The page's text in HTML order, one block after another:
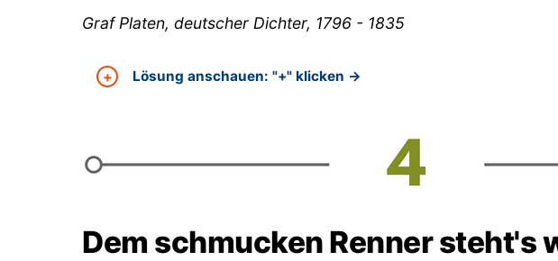
Graf Platen, deutscher Dichter, 1796 - 1835
Lösung anschauen: "+" klicken →
Dem schmucken Renner steht's